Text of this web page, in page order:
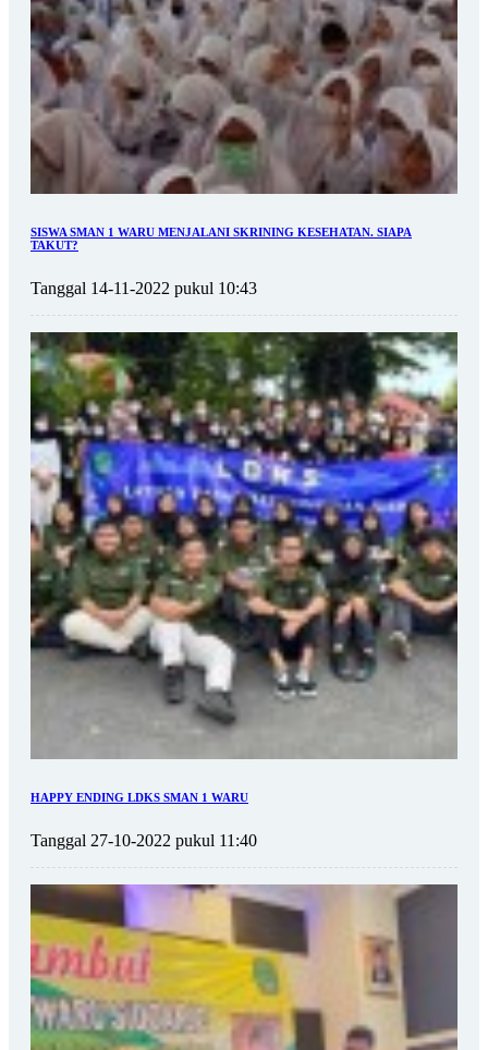
SISWA SMAN 1 WARU MENJALANI SKRINING KESEHATAN. SIAPA
TAKUT?
Tanggal 14-11-2022 pukul 10:43
HAPPY ENDING LDKS SMAN 1 WARU
Tanggal 27-10-2022 pukul 11:40